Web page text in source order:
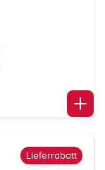
Lieferrabatt